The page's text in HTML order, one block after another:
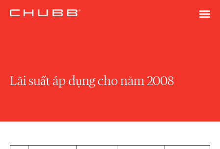
Lãi suất áp dụng cho năm 2008